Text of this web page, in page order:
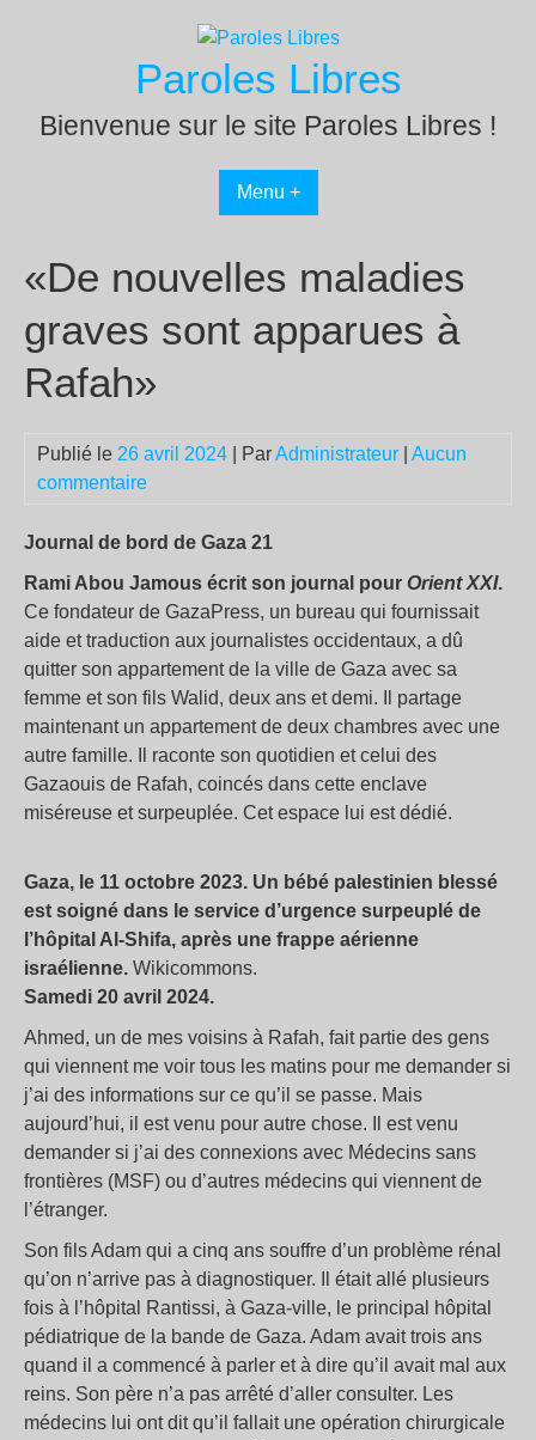
Paroles Libres
Bienvenue sur le site Paroles Libres !
Menu +
«De nouvelles maladies
graves sont apparues à
Rafah»
Publié le 26 avril 2024 | ParAdministrateur
Aucun
commentaire
Journal de bord de Gaza 21
Rami Abou Jamous écrit son journal pour Orient XXI.
Ce fondateur de GazaPress, un bureau qui fournissait
aide et traduction aux journalistes occidentaux, a dû
quitter son appartement de la ville de Gaza avec sa
femme et son fils Walid, deux ans et demi. Il partage
maintenant un appartement de deux chambres avec une
autre famille. Il raconte son quotidien et celui des
Gazaouis de Rafah, coincés dans cette enclave
miséreuse et surpeuplée. Cet espace lui est dédié.
Gaza, le 11 octobre 2023. Un bébé palestinien blessé
est soigné dans le service d’urgence surpeuplé de
l’hôpital Al-Shifa, après une frappe aérienne
israélienne. Wikicommons.
Samedi 20 avril 2024.
Ahmed, un de mes voisins à Rafah, fait partie des gens
qui viennent me voir tous les matins pour me demander si
j’ai des informations sur ce qu’il se passe. Mais
aujourd’hui, il est venu pour autre chose. Il est venu
demander si j’ai des connexions avec Médecins sans
frontières (MSF) ou d’autres médecins qui viennent de
l’étranger.
Son fils Adam qui a cinq ans souffre d’un problème rénal
qu’on n’arrive pas à diagnostiquer. Il était allé plusieurs
fois à l’hôpital Rantissi, à Gaza-ville, le principal hôpital
pédiatrique de la bande de Gaza. Adam avait trois ans
quand il a commencé à parler et à dire qu’il avait mal aux
reins. Son père n’a pas arrêté d’aller consulter. Les
médecins lui ont dit qu’il fallait une opération chirurgicale